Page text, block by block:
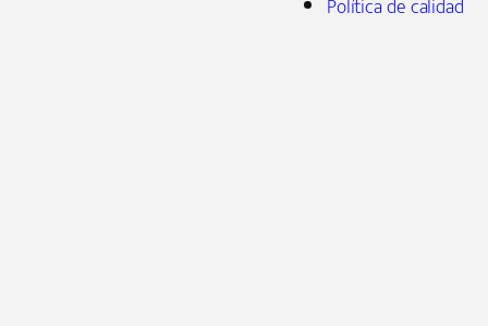
Política de calidad